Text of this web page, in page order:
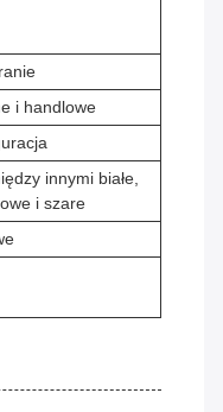
i handlowe
innymi białe,
i szare